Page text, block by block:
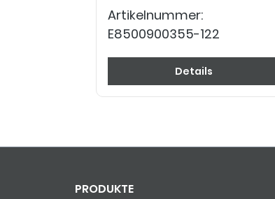
Artikelnummer:
E8500900355-122
Details
PRODUKTE